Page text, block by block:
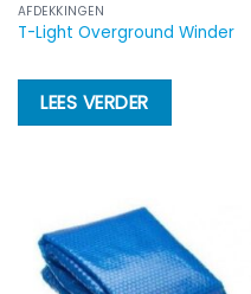
AFDEKKINGEN
T-Light Overground Winder
LEES VERDER